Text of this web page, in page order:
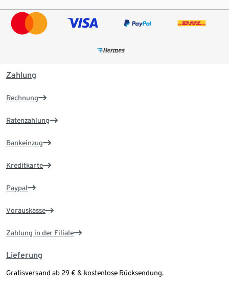
Zahlung
Rechnung
Ratenzahlung
Bankeinzug
Kreditkarte
Paypal
Vorauskasse
Zahlung in der Filiale
Lieferung
Gratisversand ab 29 € & kostenlose Rücksendung.